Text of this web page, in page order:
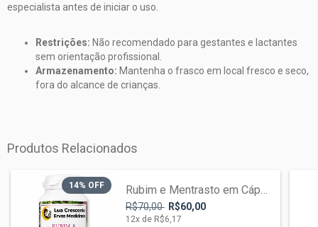
especialista antes de iniciar o uso.
Restrições: Não recomendado para gestantes e lactantes
sem orientação profissional.
Armazenamento: Mantenha o frasco em local fresco e seco,
fora do alcance de crianças.
Produtos Relacionados
14% OFF Rubim e Mentrasto em Cápsulas
R$70,00 R$60,00
12x de R$6,17